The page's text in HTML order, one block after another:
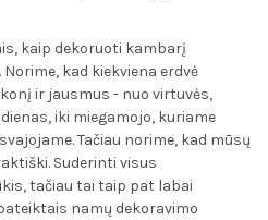
kaip dekoruoti kambarį
kad kiekviena erdvė
ir jausmus - nuo virtuvės,
iki miegamojo, kuriame
Tačiau norime, kad mūsų
Suderinti visus
tačiau tai taip pat labai
namų dekoravimo